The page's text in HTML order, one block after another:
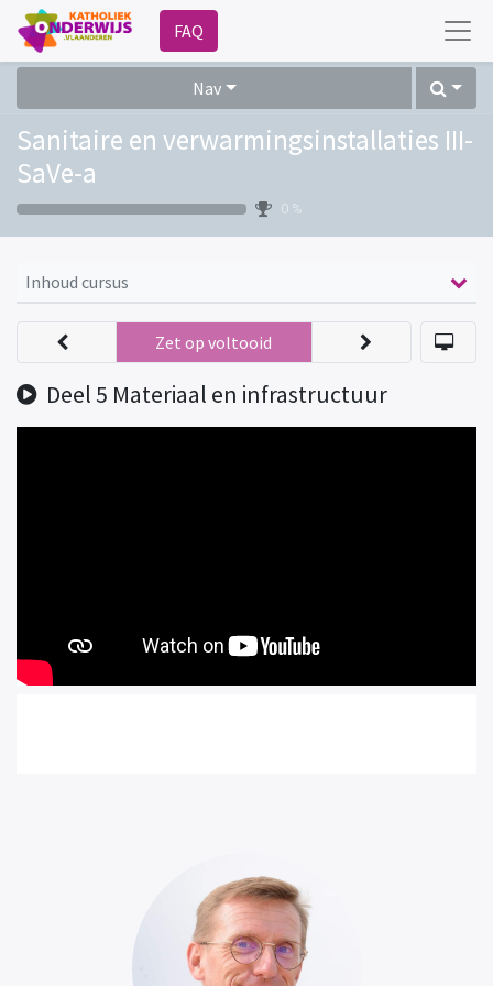
FAQ
Nav
Sanitaire en verwarmingsinstallaties III-
SaVe-a
0 %
Inhoud cursus
Deel 5 Materiaal en infrastructuur
Zet op voltooid